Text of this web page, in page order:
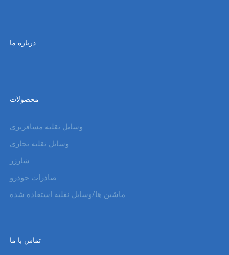
درباره ما
محصولات
وسایل نقلیه مسافربری
وسایل نقلیه تجاری
شارژر
صادرات خودرو
ماشین ها/وسایل نقلیه استفاده شده
تماس با ما